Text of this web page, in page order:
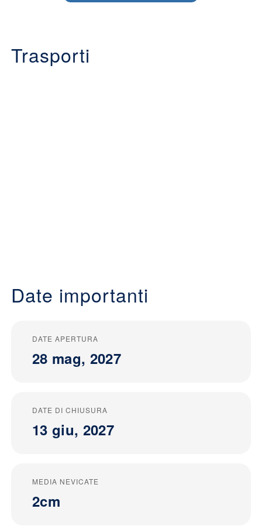
Trasporti
Date importanti
DATE APERTURA
28 mag, 2027
DATE DI CHIUSURA
13 giu, 2027
MEDIA NEVICATE
2cm